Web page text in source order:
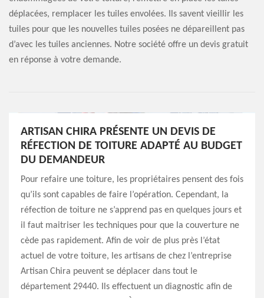
déplacées, remplacer les tuiles envolées. Ils savent vieillir les
tuiles pour que les nouvelles tuiles posées ne dépareillent pas
d’avec les tuiles anciennes. Notre société offre un devis gratuit
en réponse à votre demande.
ARTISAN CHIRA PRÉSENTE UN DEVIS DE
RÉFECTION DE TOITURE ADAPTÉ AU BUDGET
DU DEMANDEUR
Pour refaire une toiture, les propriétaires pensent des fois
qu’ils sont capables de faire l’opération. Cependant, la
réfection de toiture ne s’apprend pas en quelques jours et
il faut maitriser les techniques pour que la couverture ne
cède pas rapidement. Afin de voir de plus près l’état
actuel de votre toiture, les artisans de chez l’entreprise
Artisan Chira peuvent se déplacer dans tout le
département 29440. Ils effectuent un diagnostic afin de